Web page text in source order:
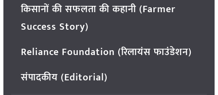
किसानों की सफलता की कहानी (Farmer
Success Story)
Reliance Foundation (रिलायंस फाउंडेशन)
संपादकीय (Editorial)